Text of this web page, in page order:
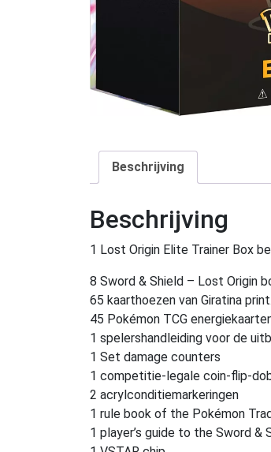
Beschrijving
Beschrijving
1 Lost Origin Elite Trainer Box
8 Sword & Shield – Lost Origin
65 kaarthoezen van Giratina print.
45 Pokémon TCG
1 spelershandleiding voor de
1 Set damage counters
1 competitie-legale coin-flip-
2 acrylconditiemarkeringen
1 rule book of the Pokémon
1 player’s guide to the Sword &